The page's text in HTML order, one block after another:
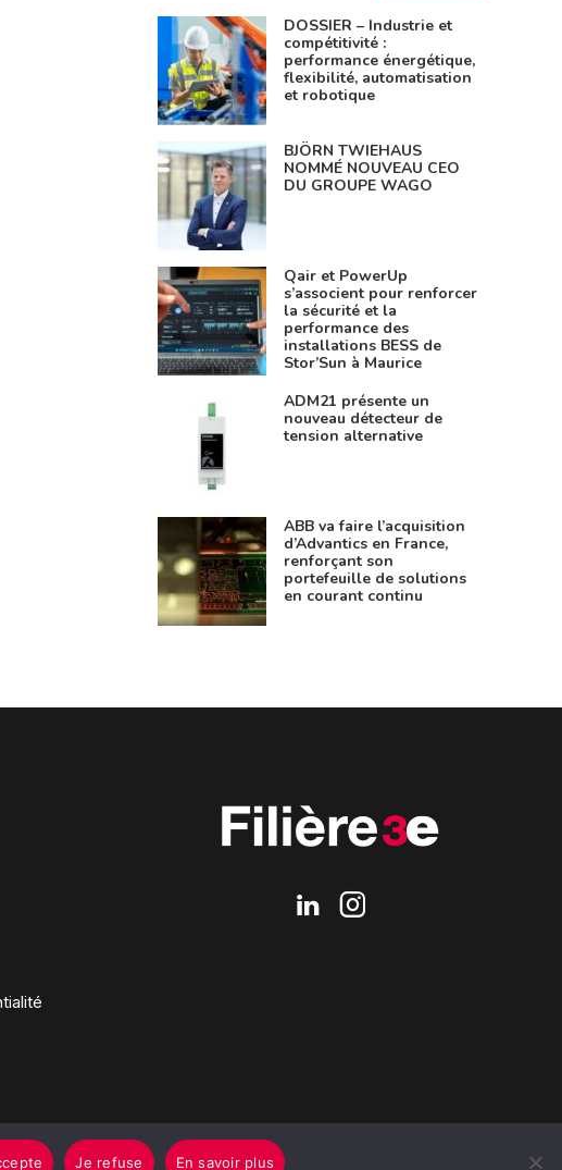
DOSSIER – Industrie et
compétitivité :
performance énergétique,
flexibilité, automatisation
et robotique
BJÖRN TWIEHAUS
NOMMÉ NOUVEAU CEO
DU GROUPE WAGO
Qair et PowerUp
s’associent pour renforcer
la sécurité et la
performance des
installations BESS de
Stor’Sun à Maurice
ADM21 présente un
nouveau détecteur de
tension alternative
ABB va faire l’acquisition
d’Advantics en France,
renforçant son
portefeuille de solutions
en courant continu
Je refuse En savoir plus